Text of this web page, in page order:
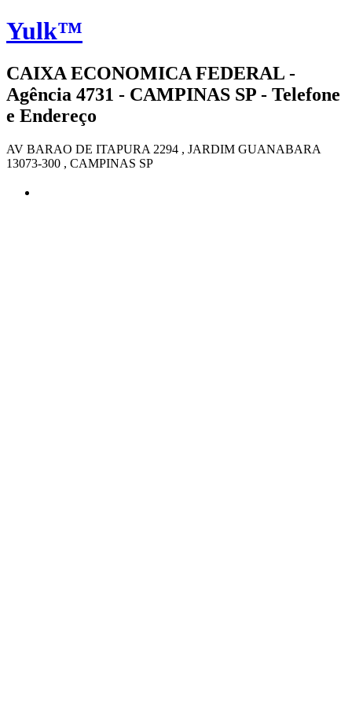
Yulk™
CAIXA ECONOMICA FEDERAL -
Agência 4731 - CAMPINAS SP - Telefone
e Endereço
AV BARAO DE ITAPURA 2294 , JARDIM GUANABARA
13073-300 , CAMPINAS SP